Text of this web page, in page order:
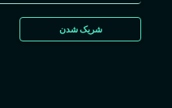
شریک شدن